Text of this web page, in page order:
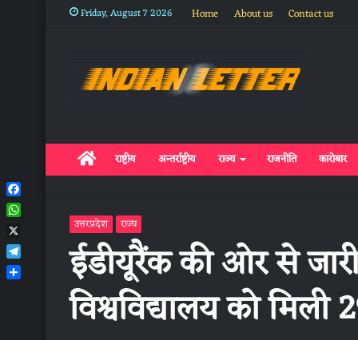
Friday, August 7 2026 Home About us Contact us
Homeराष्ट्रीय अन्तर्राष्ट्रीय राज्य राजनीति कारोबार
उत्तरप्रदेश राज्य
ईडीयूरैंक की ओर से
विश्वविद्यालय को
Facebook
WhatsApp
X
Telegram